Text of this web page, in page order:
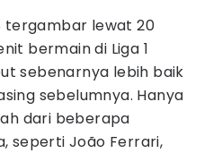
tergambar lewat 20
bermain di Liga 1
sebenarnya lebih baik
sebelumnya. Hanya
dari beberapa
seperti João Ferrari,